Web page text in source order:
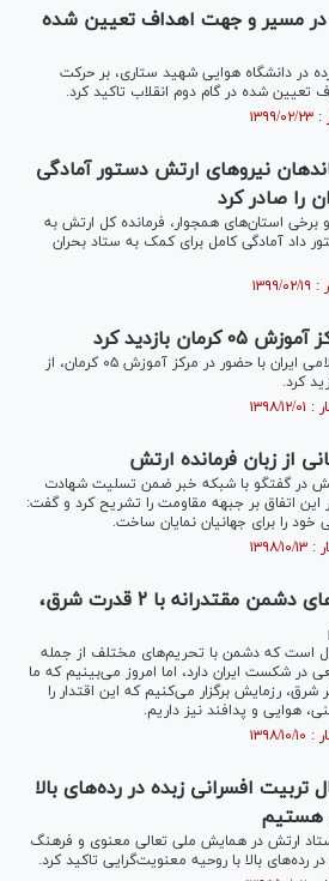
مسیر و جهت اهداف تعیین شده
در دانشگاه هوایی شهید ستاری، بر حرکت
شده در گام دوم انقلاب تاکید کرد.
نیروهای ارتش دستور آمادگی
را صادر کرد
برخی استان‌های همجوار، فرمانده کل ارتش به
داد آمادگی کامل برای کمک به ستاد بحران
بازدید کرد
فرمانده کل ارتش جمهوری اسلامی ایران با حضور در مرکز آموزش ۰۵ کرمان، از
کرد.
از زبان فرمانده ارتش
در گفتگو با شبکه خبر ضمن تسلیت شهادت
این اتفاق بر جبهه مقاومت را تشریح کرد و گفت:
خود را برای جهانیان نمایان ساخت.
۴۰ سال پس از تحریم‌های دشمن مقتدرانه با ۲ قدرت شرق،
کل ارتش گفت: ۴۰ سال است که دشمن با تحریم‌های مختلف از جمله
شکست ایران دارد، اما امروز می‌بینیم که ما
با ۲ قدرت دیگر شرق، رزمایش برگزار می‌کنیم که این اقتدار را
هوایی و پدافند نیز داریم.
تربیت افسرانی زبده در رده‌های بالا
هستیم
ستاد ارتش در همایش ملی تعالی معنوی و فرهنگ
رده‌های بالا با روحیه معنویت‌گرایی تاکید کرد.